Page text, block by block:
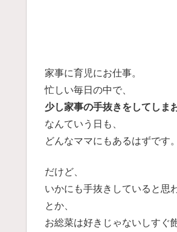
家事に育児にお仕事。
忙しい毎日の中で、
少し家事の手抜きをしてしま
なんていう日も、
どんなママにもあるはずです。
だけど、
いかにも手抜きしていると思
とか、
お総菜は好きじゃないしすぐ